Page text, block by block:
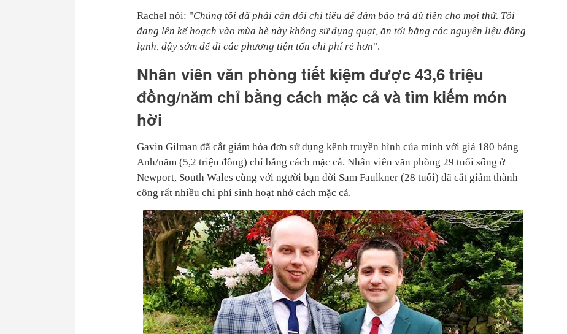
Rachel nói: "Chúng tôi đã phải cân đối chi tiêu để đảm bảo trả đủ tiền cho mọi thứ. Tôi
đang lên kế hoạch vào mùa hè này không sử dụng quạt, ăn tối bằng các nguyên liệu đông
lạnh, dậy sớm để đi các phương tiện tốn chi phí rẻ hơn".
Nhân viên văn phòng tiết kiệm được 43,6 triệu
đồng/năm chỉ bằng cách mặc cả và tìm kiếm món
hời
Gavin Gilman đã cắt giảm hóa đơn sử dụng kênh truyền hình của mình với giá 180 bảng
Anh/năm (5,2 triệu đồng) chỉ bằng cách mặc cả. Nhân viên văn phòng 29 tuổi sống ở
Newport, South Wales cùng với người bạn đời Sam Faulkner (28 tuổi) đã cắt giảm thành
công rất nhiều chi phí sinh hoạt nhờ cách mặc cả.